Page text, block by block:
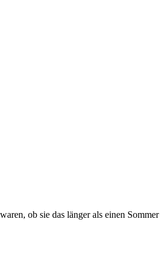
ob sie das länger als einen